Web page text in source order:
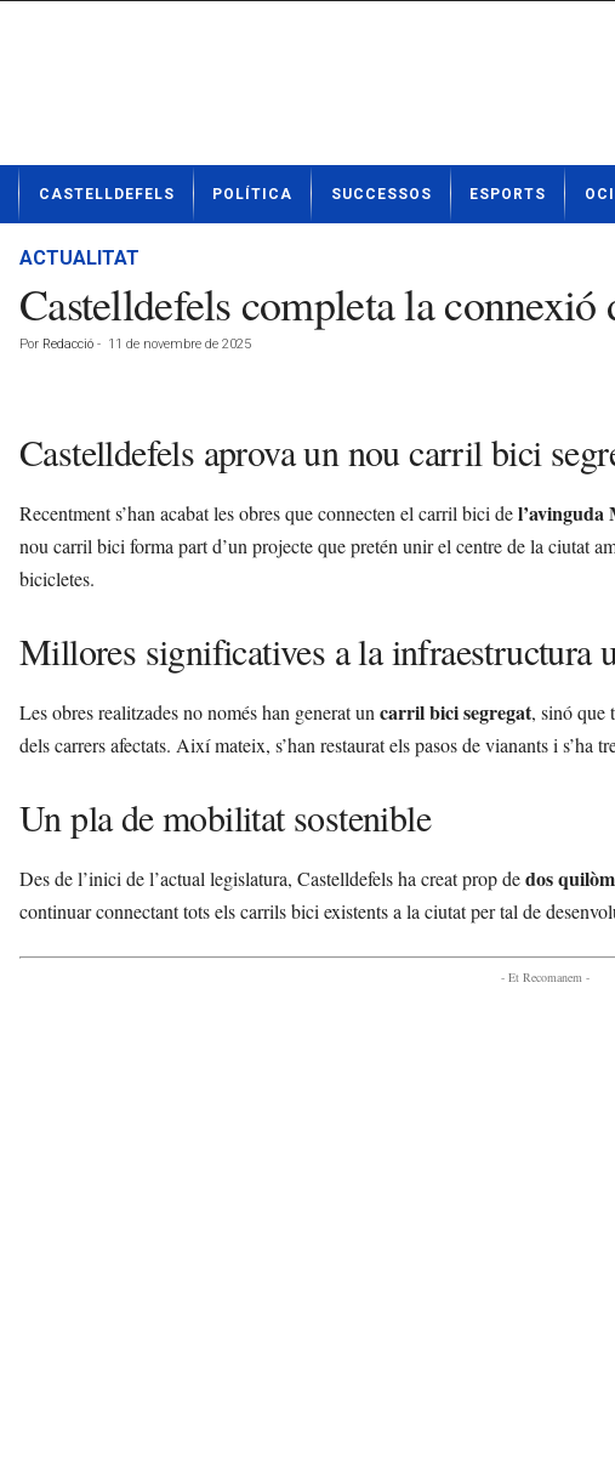
t
CASTELLDEFELS POLÍTICA SUCCESSOS ESPORTS OCI
ACTUALITAT
Castelldefels completa la
Por Redacció - 11 de novembre de 2025
Castelldefels aprova un nou carril bici
Recentment s’han acabat les obres que connecten el carril bici del’avinguda
nou carril bici forma part d’un projecte que pretén unir el centre de la ciutat
bicicletes.
Millores significatives a la infraestructura
Les obres realitzades no només han generat un carril bici segregat, sinó que
dels carrers afectats. Així mateix, s’han restaurat els pasos de vianants i s’ha
Un pla de mobilitat sostenible
Des de l’inici de l’actual legislatura, Castelldefels ha creat prop dedos
continuar connectant tots els carrils bici existents a la ciutat per tal de
- Et Recomanem -